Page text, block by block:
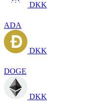
DKK
ADA
DKK
DOGE
DKK